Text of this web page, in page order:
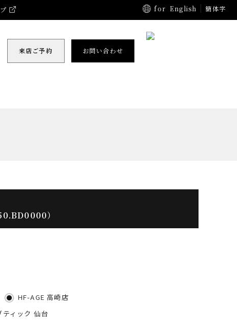
for English 簡体字
来店ご予約 お問い合わせ
）
HF-AGE 高崎店
ティック 仙台